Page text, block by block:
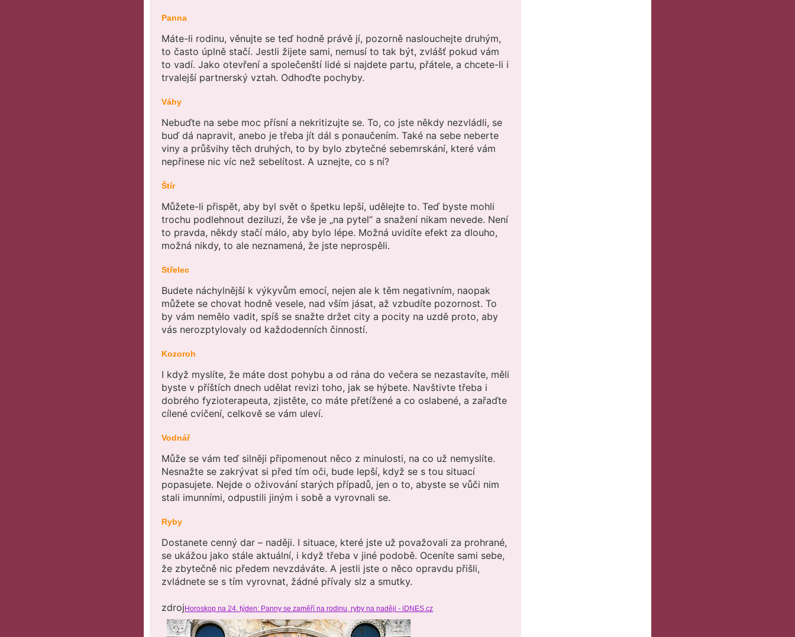
Panna
Máte-li rodinu, věnujte se teď hodně právě jí, pozorně naslouchejte druhým,
to často úplně stačí. Jestli žijete sami, nemusí to tak být, zvlášť pokud vám
to vadí. Jako otevření a společenští lidé si najdete partu, přátele, a chcete-li i
trvalejší partnerský vztah. Odhoďte pochyby.
Váhy
Nebuďte na sebe moc přísní a nekritizujte se. To, co jste někdy nezvládli, se
buď dá napravit, anebo je třeba jít dál s ponaučením. Také na sebe neberte
viny a průšvihy těch druhých, to by bylo zbytečné sebemrskání, které vám
nepřinese nic víc než sebelítost. A uznejte, co s ní?
Štír
Můžete-li přispět, aby byl svět o špetku lepší, udělejte to. Teď byste mohli
trochu podlehnout deziluzi, že vše je „na pytel“ a snažení nikam nevede. Není
to pravda, někdy stačí málo, aby bylo lépe. Možná uvidíte efekt za dlouho,
možná nikdy, to ale neznamená, že jste neprospěli.
Střelec
Budete náchylnější k výkyvům emocí, nejen ale k těm negativním, naopak
můžete se chovat hodně vesele, nad vším jásat, až vzbudíte pozornost. To
by vám nemělo vadit, spíš se snažte držet city a pocity na uzdě proto, aby
vás nerozptylovaly od každodenních činností.
Kozoroh
I když myslíte, že máte dost pohybu a od rána do večera se nezastavíte, měli
byste v příštích dnech udělat revizi toho, jak se hýbete. Navštivte třeba i
dobrého fyzioterapeuta, zjistěte, co máte přetížené a co oslabené, a zařaďte
cílené cvičení, celkově se vám uleví.
Vodnář
Může se vám teď silněji připomenout něco z minulosti, na co už nemyslíte.
Nesnažte se zakrývat si před tím oči, bude lepší, když se s tou situací
popasujete. Nejde o oživování starých případů, jen o to, abyste se vůči nim
stali imunními, odpustili jiným i sobě a vyrovnali se.
Ryby
Dostanete cenný dar – naději. I situace, které jste už považovali za prohrané,
se ukážou jako stále aktuální, i když třeba v jiné podobě. Oceníte sami sebe,
že zbytečně nic předem nevzdáváte. A jestli jste o něco opravdu přišli,
zvládnete se s tím vyrovnat, žádné přívaly slz a smutky.
zdrojHoroskop na 24. týden: Panny se zaměří na rodinu, ryby na naději - iDNES.cz